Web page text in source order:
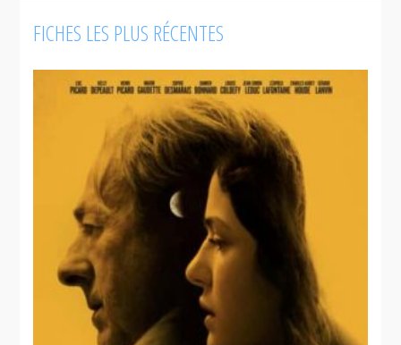
Clandestins
FICHES LES PLUS RÉCENTES